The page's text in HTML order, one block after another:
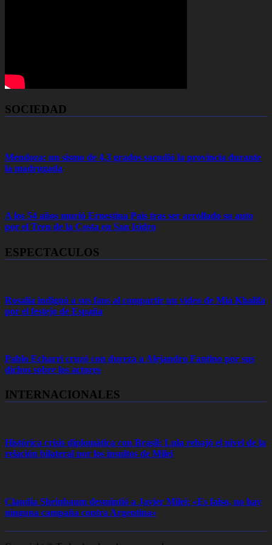
SOCIEDAD
Mendoza: un sismo de 4,3 grados sacudió la provincia durante
la madrugada
A los 54 años murió Ernestina Pais tras ser arrollado su auto
por el Tren de la Costa en San Isidro
ESPECTACULOS
Rosalía indignó a sus fans al compartir un video de Mia Khalifa
por el festejo de España
Pablo Echarri cruzó con dureza a Alejandro Fantino por sus
dichos sobre los actores
INTERNACIONALES
Histórica crisis diplomática con Brasil: Lula rebajó el nivel de la
relación bilateral por los insultos de Milei
Claudia Sheinbaum desmintió a Javier Milei: «Es falso, no hay
ninguna campaña contra Argentina»